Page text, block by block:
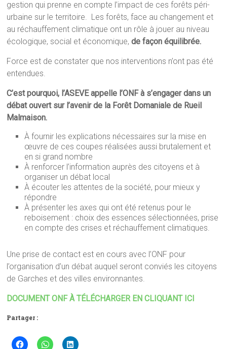
gestion qui prenne en compte l’impact de ces forêts péri-
urbaine sur le territoire. Les forêts, face au changement et
au réchauffement climatique ont un rôle à jouer au niveau
écologique, social et économique,de façon équilibrée.
Force est de constater que nos interventions n’ont pas été
entendues.
C’est pourquoi, l’ASEVE appelle l’ONF à s’engager dans un
débat ouvert sur l’avenir de la Forêt Domaniale de Rueil
Malmaison.
À fournir les explications nécessaires sur la mise en
œuvre de ces coupes réalisées aussi brutalement et
en si grand nombre
À renforcer l’information auprès des citoyens et à
organiser un débat local
À écouter les attentes de la société, pour mieux y
répondre
À présenter les axes qui ont été retenus pour le
reboisement : choix des essences sélectionnées, prise
en compte des crises et réchauffement climatiques.
Une prise de contact est en cours avec l’ONF pour
l’organisation d’un débat auquel seront conviés les citoyens
de Garches et des villes environnantes.
DOCUMENT ONF À TÉLÉCHARGER EN CLIQUANT ICI
Partager :